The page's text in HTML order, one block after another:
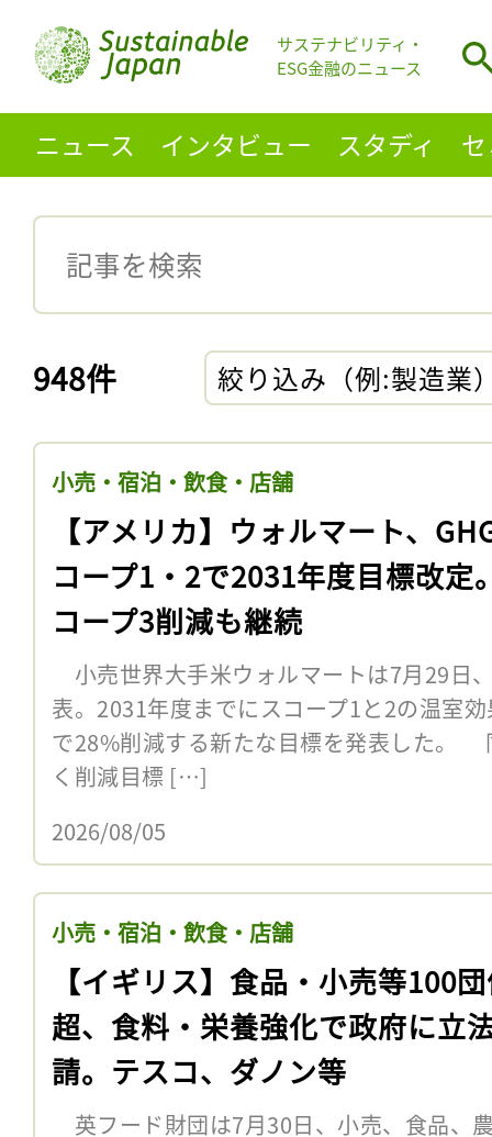
サステナビリティ・
ESG金融のニュース
ニュース インタビュー スタディ
948件 絞り込み（例:製造業
小売・宿泊・飲食・店舗
【アメリカ】ウォルマート、
コープ1・2で2031年度目標改定
コープ3削減も継続
小売世界大手米ウォルマートは7月29日
表。2031年度までにスコープ1と2の温室
で28%削減する新たな目標を発表した。
く削減目標 […]
2026/08/05
小売・宿泊・飲食・店舗
【イギリス】食品・小売等100
超、食料・栄養強化で政府に立
請。テスコ、ダノン等
英フード財団は7月30日、小売、食品、